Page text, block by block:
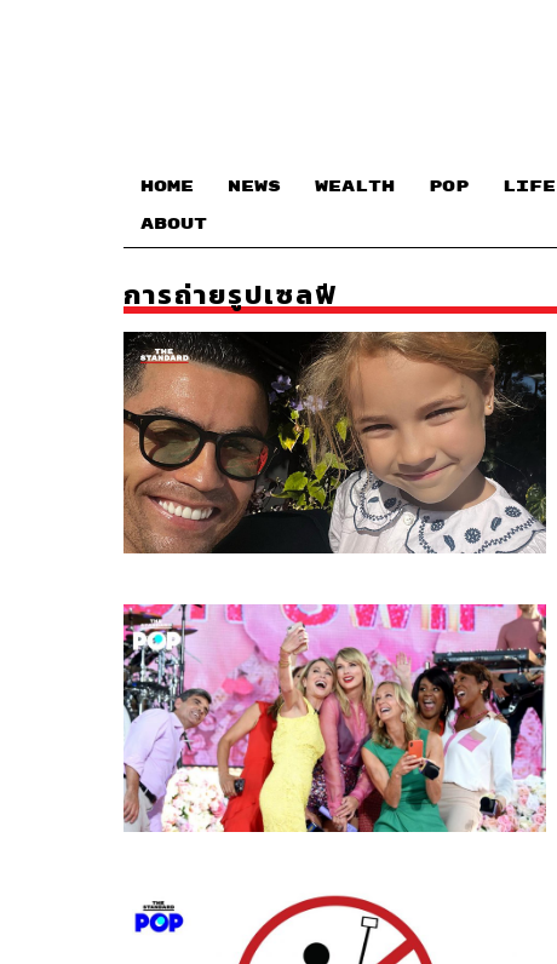
HOME NEWS WEALTH POP LIFE
ABOUT
การถ่ายรูปเซลฟี